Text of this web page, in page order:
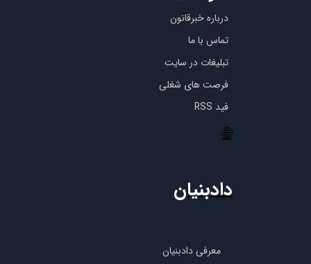
درباره خبرقانون
تماس با ما
تبلیغات در سایت
فرصت های شغلی
فید RSS
🌐
معرفی دادبنیان
دادبنیان